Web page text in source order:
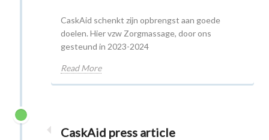
CaskAid schenkt zijn opbrengst aan goede
doelen. Hier vzw Zorgmassage, door ons
gesteund in 2023-2024
Read More
CaskAid press article